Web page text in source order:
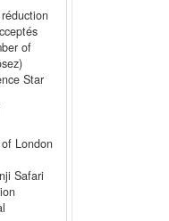
of
Star
London
Safari